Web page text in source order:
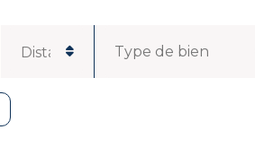
Distance